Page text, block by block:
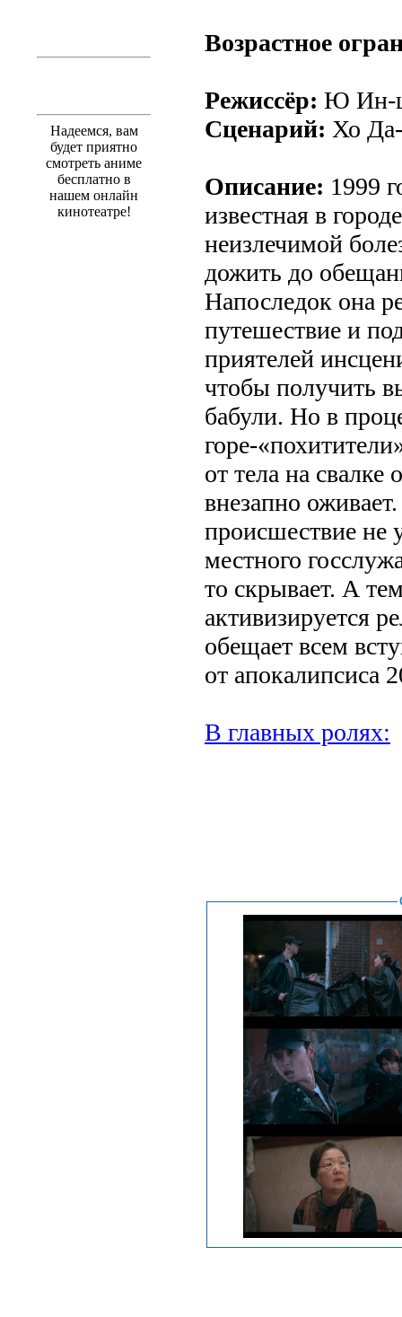
Надеемся, вам
будет приятно
смотреть аниме
бесплатно в
нашем онлайн
кинотеатре!
Возрастное
Режиссёр: Ю Ин-
Сценарий: Хо
Описание: 1999
известная в
неизлечимой
дожить до
Напоследок она
путешествие и
приятелей
чтобы получить
бабули. Но в
горе-
от тела на свалке
внезапно
происшествие не
местного
то скрывает. А
активизируется
обещает всем
от апокалипсиса
В главных ролях: